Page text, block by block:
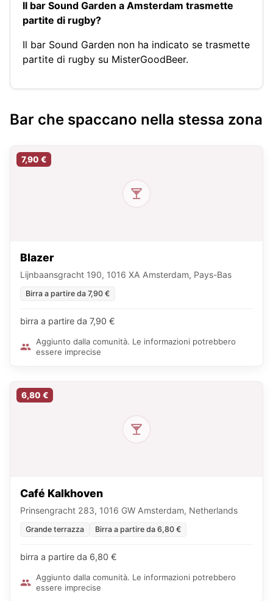
Il bar Sound Garden a Amsterdam trasmette
partite di rugby?
Il bar Sound Garden non ha indicato se trasmette
partite di rugby su MisterGoodBeer.
Bar che spaccano nella stessa zona
7,90 €
Blazer
Lijnbaansgracht 190, 1016 XA Amsterdam, Pays-Bas
Birra a partire da 7,90 €
birra a partire da 7,90 €
Aggiunto dalla comunità. Le informazioni potrebbero
essere imprecise
6,80 €
Café Kalkhoven
Prinsengracht 283, 1016 GW Amsterdam, Netherlands
Grande terrazza Birra a partire da 6,80 €
birra a partire da 6,80 €
Aggiunto dalla comunità. Le informazioni potrebbero
essere imprecise